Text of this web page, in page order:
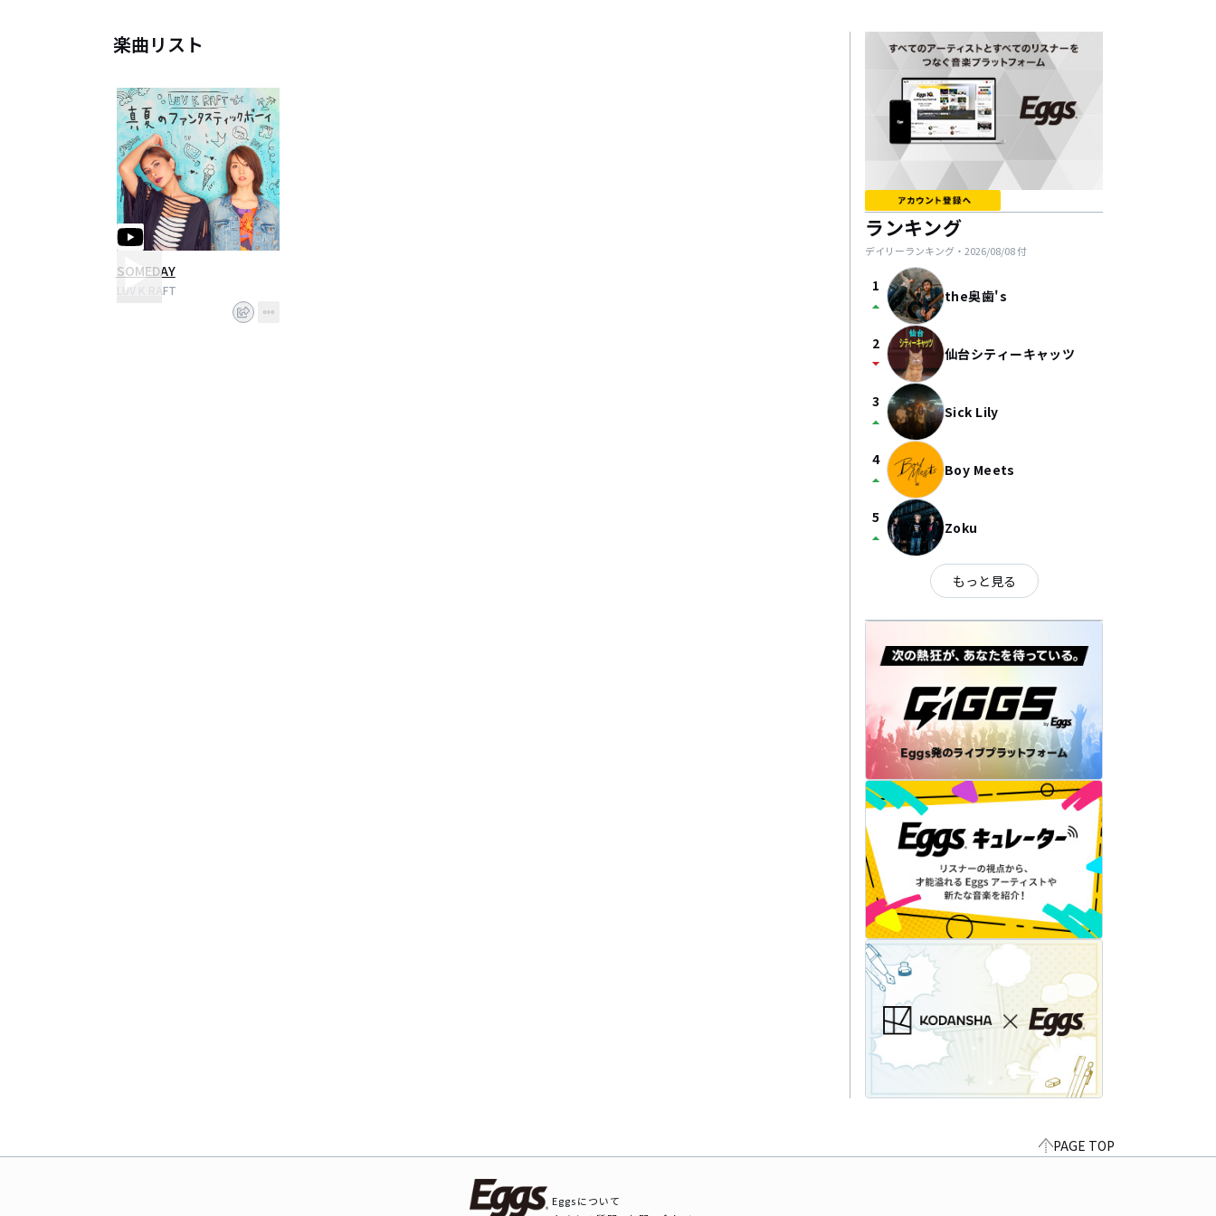
楽曲リスト
SOMEDAY
LUV K RAFT
ランキング
デイリーランキング・ 2026/08/08付
1
arrow_drop_up the奥歯's
2
arrow_drop_down 仙台シティーキャッツ
3
arrow_drop_up Sick Lily
4
arrow_drop_up Boy Meets
5
arrow_drop_up Zoku
もっと見る
PAGE TOP
Eggsについて